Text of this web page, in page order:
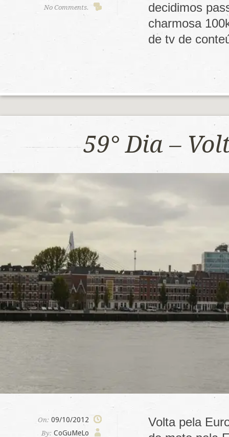
No Comments.
decidimos
charmosa
de tv de
59° Dia –
On: 09/10/2012
By: CoGuMeLo
Volta pela